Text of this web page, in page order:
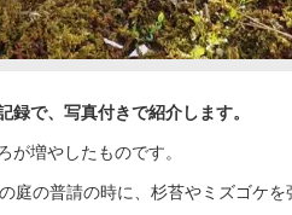
で、写真付きで紹介します。
増やしたものです。
庭の普請の時に、杉苔やミズゴケを